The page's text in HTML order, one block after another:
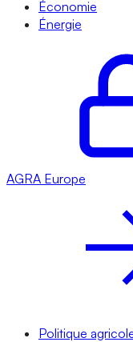
Économie
Énergie
AGRA Europe
Politique